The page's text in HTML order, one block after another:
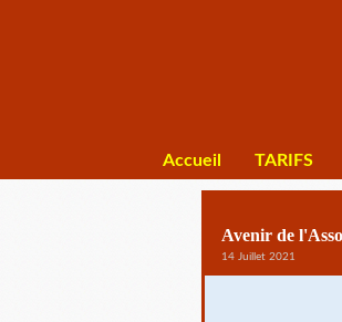
Accueil TARIFS
Avenir de
14 Juillet 2021